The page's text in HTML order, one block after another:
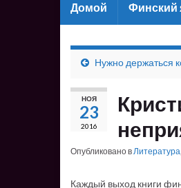
Домой Финский
Нужно держаться
НОЯ
23
2016
Опубликовано вЛитература,
Каждый выход книги